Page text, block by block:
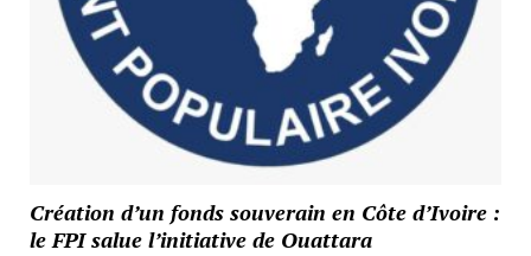
Création d’un fonds souverain en Côte d’Ivoire :
le FPI salue l’initiative de Ouattara